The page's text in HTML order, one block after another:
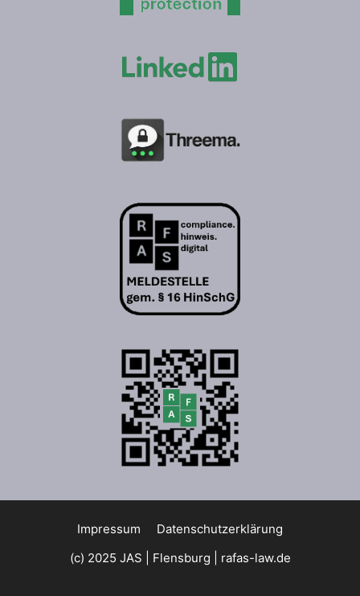
Impressum
Datenschutzerklärung
(c) 2025 JAS | Flensburg | rafas-law.de